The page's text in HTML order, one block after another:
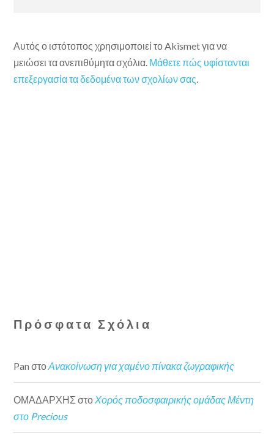
Αυτός ο ιστότοπος χρησιμοποιεί το Akismet για να
μειώσει τα ανεπιθύμητα σχόλια. Μάθετε πώς υφίστανται
επεξεργασία τα δεδομένα των σχολίων σας
Πρόσφατα Σχόλια
Pan στοΑνακοίνωση για χαμένο πίνακα ζωγραφικής
ΟΜΑΔΑΡΧΗΣ στοΧορός ποδοσφαιρικής ομάδας Μέντη
στο Precious